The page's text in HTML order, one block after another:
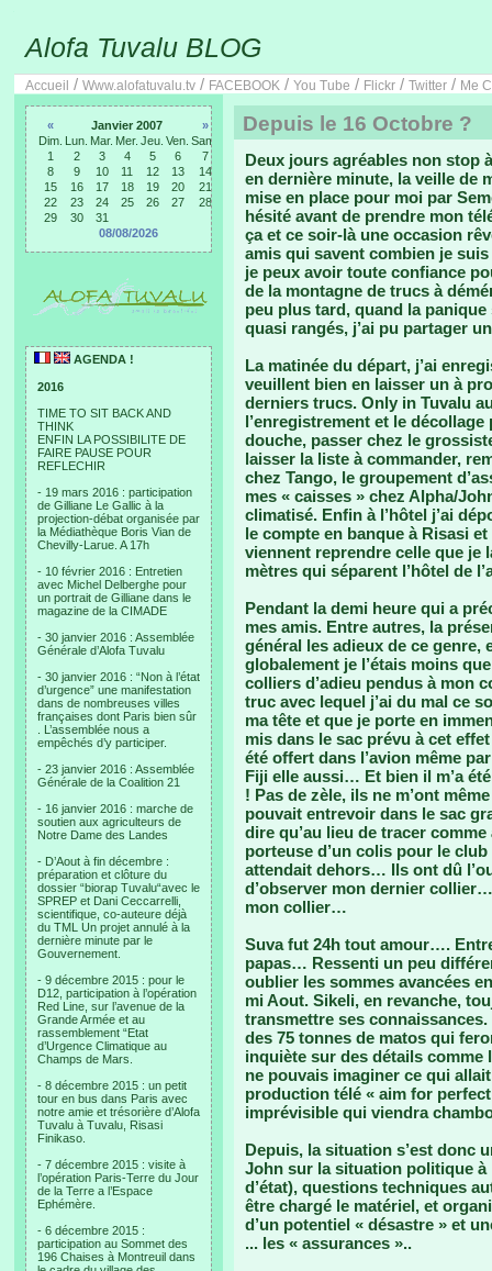
Alofa Tuvalu BLOG
Accueil / Www.alofatuvalu.tv / FACEBOOK / You Tube / Flickr / Twitter / Me
« Janvier 2007
»
Dim. Lun. Mar. Mer. Jeu. Ven. Sam.
1
2 3 4 5 6
7
8
9 10 11 12 13
14
15
16 17 18 19 20
21
22
23 24 25 26 27
28
29
30
31
08/08/2026
AGENDA !
2016
TIME TO SIT BACK AND
THINK
ENFIN LA POSSIBILITE DE
FAIRE PAUSE POUR
REFLECHIR
- 19 mars 2016 : participation
de Gilliane Le Gallic à la
projection-débat organisée par
la Médiathèque Boris Vian de
Chevilly-Larue. A 17h
- 10 février 2016 : Entretien
avec Michel Delberghe pour
un portrait de Gilliane dans le
magazine de la CIMADE
- 30 janvier 2016 : Assemblée
Générale d’Alofa Tuvalu
- 30 janvier 2016 : “Non à l’état
d’urgence” une manifestation
dans de nombreuses villes
françaises dont Paris bien sûr
. L’assemblée nous a
empêchés d’y participer.
- 23 janvier 2016 : Assemblée
Générale de la Coalition 21
- 16 janvier 2016 : marche de
soutien aux agriculteurs de
Notre Dame des Landes
- D’Aout à fin décembre :
préparation et clôture du
dossier “biorap Tuvalu“avec le
SPREP et Dani Ceccarrelli,
scientifique, co-auteure déjà
du TML Un projet annulé à la
dernière minute par le
Gouvernement.
- 9 décembre 2015 : pour le
D12, participation à l’opération
Red Line, sur l’avenue de la
Grande Armée et au
rassemblement “Etat
d’Urgence Climatique au
Champs de Mars.
- 8 décembre 2015 : un petit
tour en bus dans Paris avec
notre amie et trésorière d’Alofa
Tuvalu à Tuvalu, Risasi
Finikaso.
- 7 décembre 2015 : visite à
l’opération Paris-Terre du Jour
de la Terre a l’Espace
Ephémère.
- 6 décembre 2015 :
participation au Sommet des
196 Chaises à Montreuil dans
Depuis le 16 Octobre ?
Deux jours agréables non stop
en dernière minute, la veille de
mise en place pour moi par
hésité avant de prendre mon
ça et ce soir-là une occasion
amis qui savent combien je
je peux avoir toute confiance
de la montagne de trucs à
peu plus tard, quand la panique
quasi rangés, j’ai pu partager
La matinée du départ, j’ai
veuillent bien en laisser un à
derniers trucs. Only in Tuvalu
l’enregistrement et le
douche, passer chez le
laisser la liste à commander,
chez Tango, le groupement
mes « caisses » chez Alpha/
climatisé. Enfin à l’hôtel j’ai
le compte en banque à Risasi
viennent reprendre celle que je
mètres qui séparent l’hôtel de
Pendant la demi heure qui a
mes amis. Entre autres, la
général les adieux de ce genre,
globalement je l’étais moins
colliers d’adieu pendus à mon
truc avec lequel j’ai du mal ce
ma tête et que je porte en
mis dans le sac prévu à cet
été offert dans l’avion même
Fiji elle aussi… Et bien il m’a
! Pas de zèle, ils ne m’ont
pouvait entrevoir dans le sac
dire qu’au lieu de tracer
porteuse d’un colis pour le
attendait dehors… Ils ont dû
d’observer mon dernier
mon collier…
Suva fut 24h tout amour….
papas… Ressenti un peu
oublier les sommes avancées
mi Aout. Sikeli, en revanche,
transmettre ses
des 75 tonnes de matos qui
inquiète sur des détails comme
ne pouvais imaginer ce qui
production télé « aim for
imprévisible qui viendra
Depuis, la situation s’est donc
John sur la situation politique
d’état), questions techniques
être chargé le matériel, et
d’un potentiel « désastre » et
... les « assurances »..